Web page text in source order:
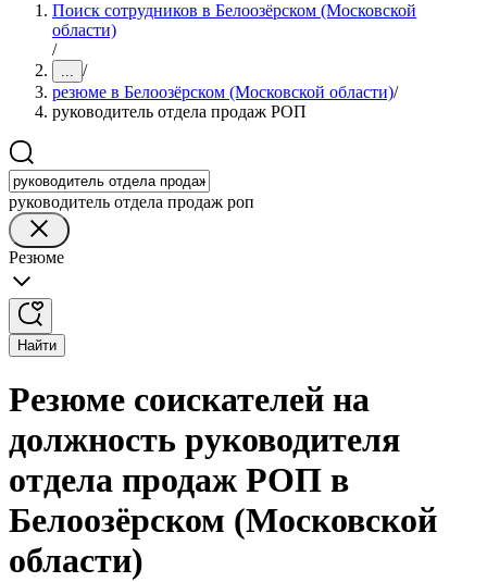
Поиск сотрудников в Белоозёрском (Московской
области)
/
... /
резюме в Белоозёрском (Московской области)/
руководитель отдела продаж РОП
руководитель отдела продаж роп
Резюме
Найти
Резюме соискателей на
должность руководителя
отдела продаж РОП в
Белоозёрском (Московской
области)